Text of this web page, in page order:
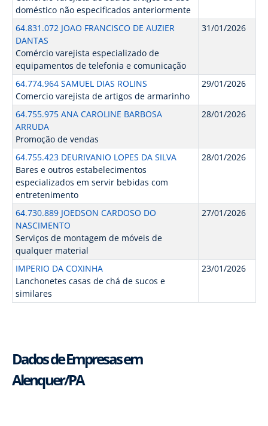
doméstico não especificados anteriormente
64.831.072 JOAO FRANCISCO DE AUZIER
DANTAS
Comércio varejista especializado de
equipamentos de telefonia e comunicação
31/01/2026
64.774.964 SAMUEL DIAS ROLINS
Comercio varejista de artigos de armarinho
29/01/2026
64.755.975 ANA CAROLINE BARBOSA
ARRUDA
Promoção de vendas
28/01/2026
64.755.423 DEURIVANIO LOPES DA SILVA
Bares e outros estabelecimentos
especializados em servir bebidas com
entretenimento
28/01/2026
64.730.889 JOEDSON CARDOSO DO
NASCIMENTO
Serviços de montagem de móveis de
qualquer material
27/01/2026
IMPERIO DA COXINHA
Lanchonetes casas de chá de sucos e
similares
23/01/2026
Dados de Empresas em
Alenquer/PA